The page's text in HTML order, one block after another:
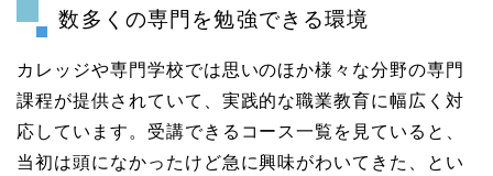
数多くの専門を勉強できる環境
カレッジや専門学校では思いのほか様々な分野の専門
課程が提供されていて、実践的な職業教育に幅広く対
応しています。受講できるコース一覧を見ていると、
当初は頭になかったけど急に興味がわいてきた、とい